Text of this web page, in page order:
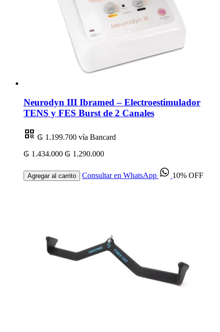
Neurodyn III Ibramed – Electroestimulador
TENS y FES Burst de 2 Canales
₲ 1.199.700 vía Bancard
₲ 1.434.000 ₲ 1.290.000
Agregar al carrito Consultar en WhatsApp 10% OFF